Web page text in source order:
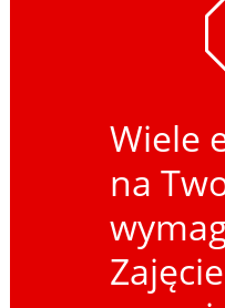
Wiele
na